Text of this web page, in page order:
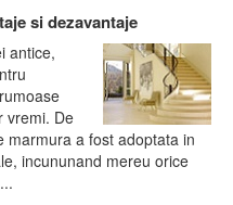
si dezavantaje
antice,
vremi. De
marmura a fost adoptata in
incununand mereu orice